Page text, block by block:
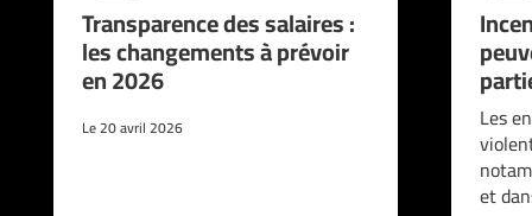
Transparence des salaires :
les changements à prévoir
en 2026
Le 20 avril 2026 Les
et